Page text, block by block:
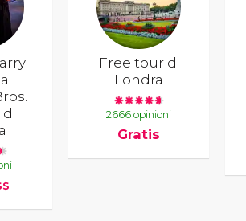
di
Free tour di
Londra
2666 opinioni
Gratis